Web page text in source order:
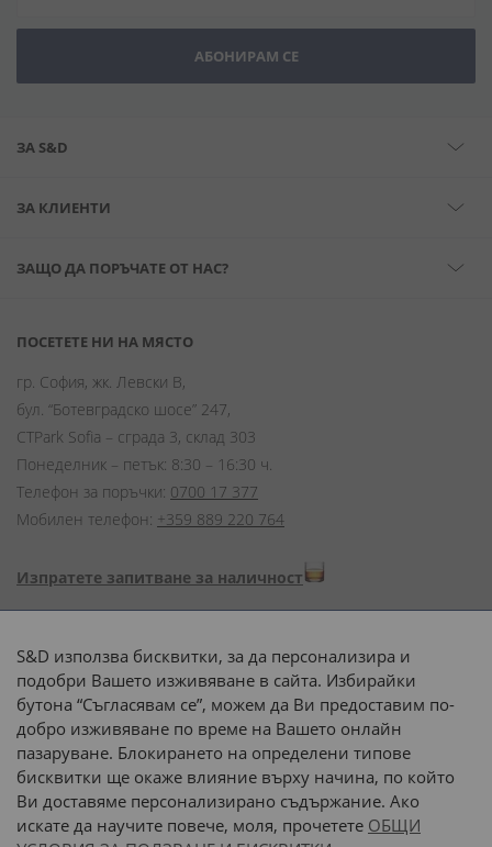
АБОНИРАМ СЕ
ЗА S&D
ЗА КЛИЕНТИ
ЗАЩО ДА ПОРЪЧАТЕ ОТ НАС?
ПОСЕТЕТЕ НИ НА МЯСТО
гр. София, жк. Левски В,
бул. “Ботевградско шосе” 247,
CTPark Sofia – сграда 3, склад 303
Понеделник – петък: 8:30 – 16:30 ч.
Телефон за поръчки: 0700 17 377
Мобилен телефон: +359 889 220 764
Изпратете запитване за наличност
Начини на плащане:
Доставка до адрес с:
или
наш транспорт
S&D използва бисквитки, за да персонализира и
подобри Вашето изживяване в сайта. Избирайки
бутона “Съгласявам се”, можем да Ви предоставим по-
добро изживяване по време на Вашето онлайн
пазаруване. Блокирането на определени типове
бисквитки ще окаже влияние върху начина, по който
Ви доставяме персонализирано съдържание. Ако
искате да научите повече, моля, прочетете ОБЩИ